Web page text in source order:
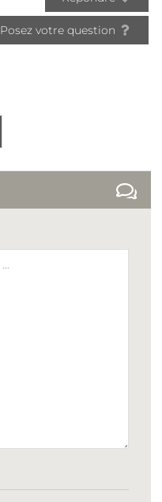
Posez votre question